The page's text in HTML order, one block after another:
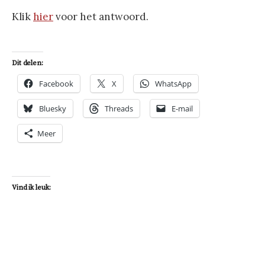
Klikhiervoor het antwoord.
Dit delen:
Facebook X WhatsApp
Bluesky Threads E-mail
Meer
Vind ik leuk: